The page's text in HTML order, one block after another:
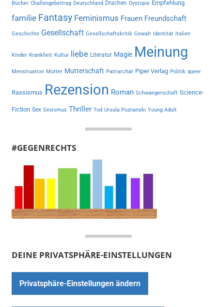
Bücher Challengebeitrag Deutschland Drachen Dystopie Empfehlung
familie Fantasy Feminismus Frauen Freundschaft
Geschichte Gesellschaft Gesellschaftskritik Gewalt Identität Italien
Kinder Krankheit Kultur liebe Literatur Magie Meinung
Menstruation Mutter Mutterschaft Patriarchat Piper Verlag Politik queer
Rassismus Rezension Roman Schwangerschaft Science-
Fiction Sex Sexismus Thriller Tod Ursula Poznanski Young Adult
#GEGENRECHTS
DEINE PRIVATSPHÄRE-EINSTELLUNGEN
Privatsphäre-Einstellungen ändern